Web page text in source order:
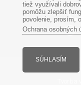
tiež využívali
pomôžu zlepšiť
povolenie, prosím,
Ochrana osobných
SÚHLASÍM